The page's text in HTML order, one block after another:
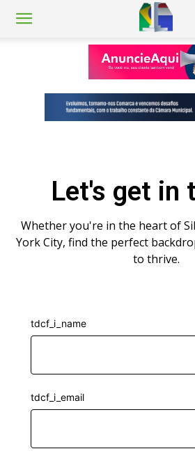
Let's get in
Whether you're in the heart of
York City, find the perfect
to thrive.
tdcf_i_name
tdcf_i_email